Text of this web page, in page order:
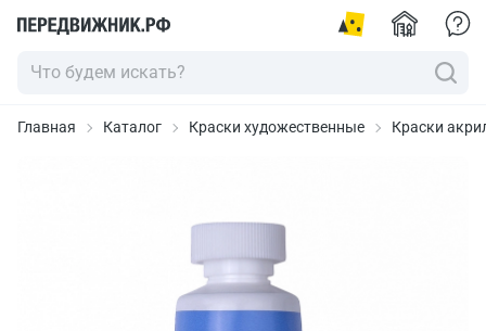
Главная Каталог Краски художественные Краски